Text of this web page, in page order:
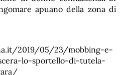
apuano della zona di
2019/05/23/mobbing-e-
lo-sportello-di-tutela-